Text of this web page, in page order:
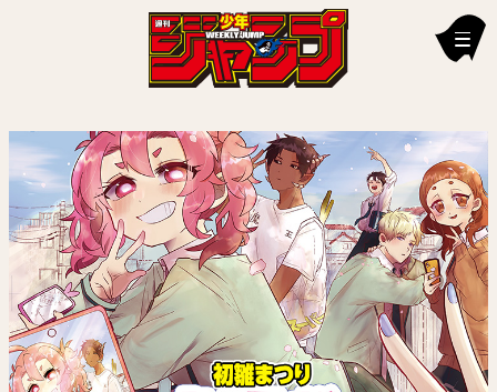
新刊情報
編集部からのお知らせ
お知らせ
連載作品
雑誌
定期購読